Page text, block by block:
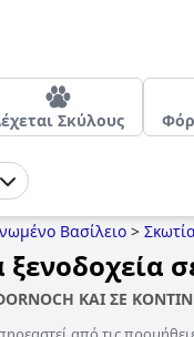
Σκύλους
Βασίλειο >
ΚΑΙ ΣΕ